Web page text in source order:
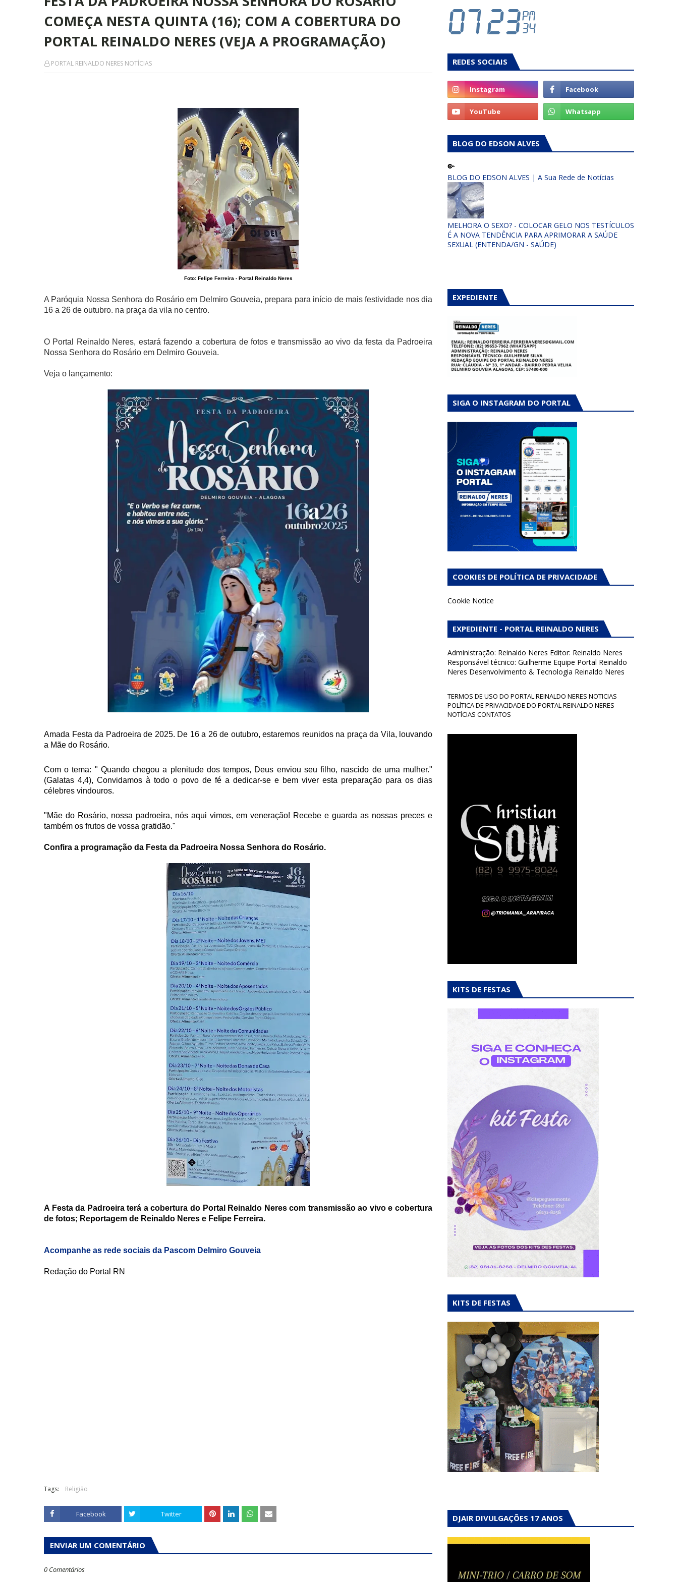
COMEÇA NESTA QUINTA (16); COM A COBERTURA DO
PORTAL REINALDO NERES (VEJA A PROGRAMAÇÃO)
PORTAL REINALDO NERES NOTÍCIAS
Foto: Felipe Ferreira - Portal Reinaldo Neres
A Paróquia Nossa Senhora do Rosário em Delmiro Gouveia, prepara para início de mais festividade nos dia
16 a 26 de outubro. na praça da vila no centro.
O Portal Reinaldo Neres, estará fazendo a cobertura de fotos e transmissão ao vivo da festa da Padroeira
Nossa Senhora do Rosário em Delmiro Gouveia.
Veja o lançamento:
Amada Festa da Padroeira de 2025. De 16 a 26 de outubro, estaremos reunidos na praça da Vila, louvando
a Mãe do Rosário.
Com o tema: " Quando chegou a plenitude dos tempos, Deus enviou seu filho, nascido de uma mulher."
(Galatas 4,4), Convidamos à todo o povo de fé a dedicar-se e bem viver esta preparação para os dias
célebres vindouros.
"Mãe do Rosário, nossa padroeira, nós aqui vimos, em veneração! Recebe e guarda as nossas preces e
também os frutos de vossa gratidão."
Confira a programação da Festa da Padroeira Nossa Senhora do Rosário.
A Festa da Padroeira terá a cobertura do Portal Reinaldo Neres com transmissão ao vivo e cobertura
de fotos; Reportagem de Reinaldo Neres e Felipe Ferreira.
Acompanhe as rede sociais da Pascom Delmiro Gouveia
Redação do Portal RN
Tags: Religião
Facebook Twitter
ENVIAR UM COMENTÁRIO
0 Comentários
REDES SOCIAIS
BLOG DO EDSON ALVES
BLOG DO EDSON ALVES | A Sua Rede de Notícias
MELHORA O SEXO? - COLOCAR GELO NOS TESTÍCULOS
É A NOVA TENDÊNCIA PARA APRIMORAR A SAÚDE
SEXUAL (ENTENDA/GN - SAÚDE)
EXPEDIENTE
SIGA O INSTAGRAM DO PORTAL
COOKIES DE POLÍTICA DE PRIVACIDADE
Cookie Notice
EXPEDIENTE - PORTAL REINALDO NERES
Administração: Reinaldo Neres Editor: Reinaldo Neres
Responsável técnico: Guilherme Equipe Portal Reinaldo
Neres Desenvolvimento & Tecnologia Reinaldo Neres
TERMOS DE USO DO PORTAL REINALDO NERES NOTICIAS
POLÍTICA DE PRIVACIDADE DO PORTAL REINALDO NERES
NOTÍCIAS CONTATOS
KITS DE FESTAS
KITS DE FESTAS
DJAIR DIVULGAÇÕES 17 ANOS